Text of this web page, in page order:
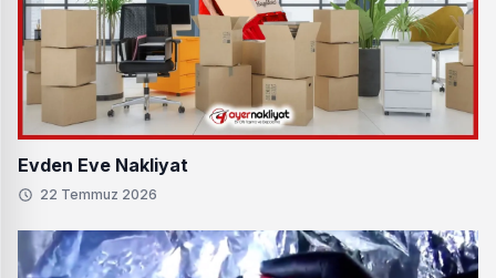
Evden Eve Nakliyat
22 Temmuz 2026